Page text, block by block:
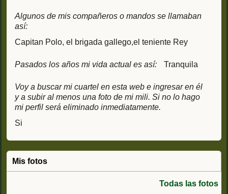
Algunos de mis compañeros o mandos se llamaban
así:
Capitan Polo, el brigada gallego,el teniente Rey
Pasados los años mi vida actual es así: Tranquila
Voy a buscar mi cuartel en esta web e ingresar en él
y a subir al menos una foto de mi mili. Si no lo hago
mi perfil será eliminado inmediatamente.
Si
Mis fotos
Todas las fotos